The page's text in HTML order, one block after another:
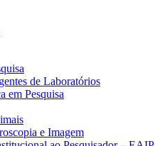
de Laboratórios
em Pesquisa
e Imagem